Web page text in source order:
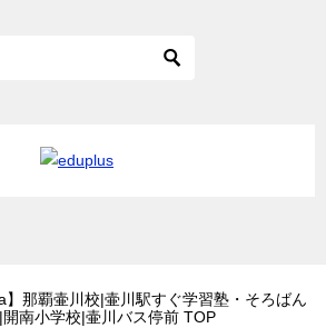
那覇壷川校|壷川駅すぐ学習塾・そろばん
南小学校|壷川バス停前 TOP